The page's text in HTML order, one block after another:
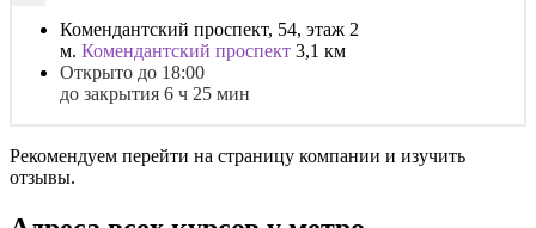
Комендантский проспект, 54, этаж 2
м. Комендантский проспект 3,1 км
Открыто до 18:00
до закрытия 6 ч 25 мин
Рекомендуем перейти на страницу компании и изучить
отзывы.